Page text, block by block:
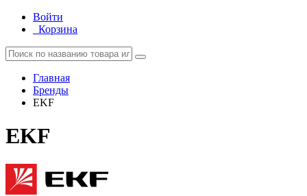
Войти
Корзина
Главная
Бренды
EKF
EKF